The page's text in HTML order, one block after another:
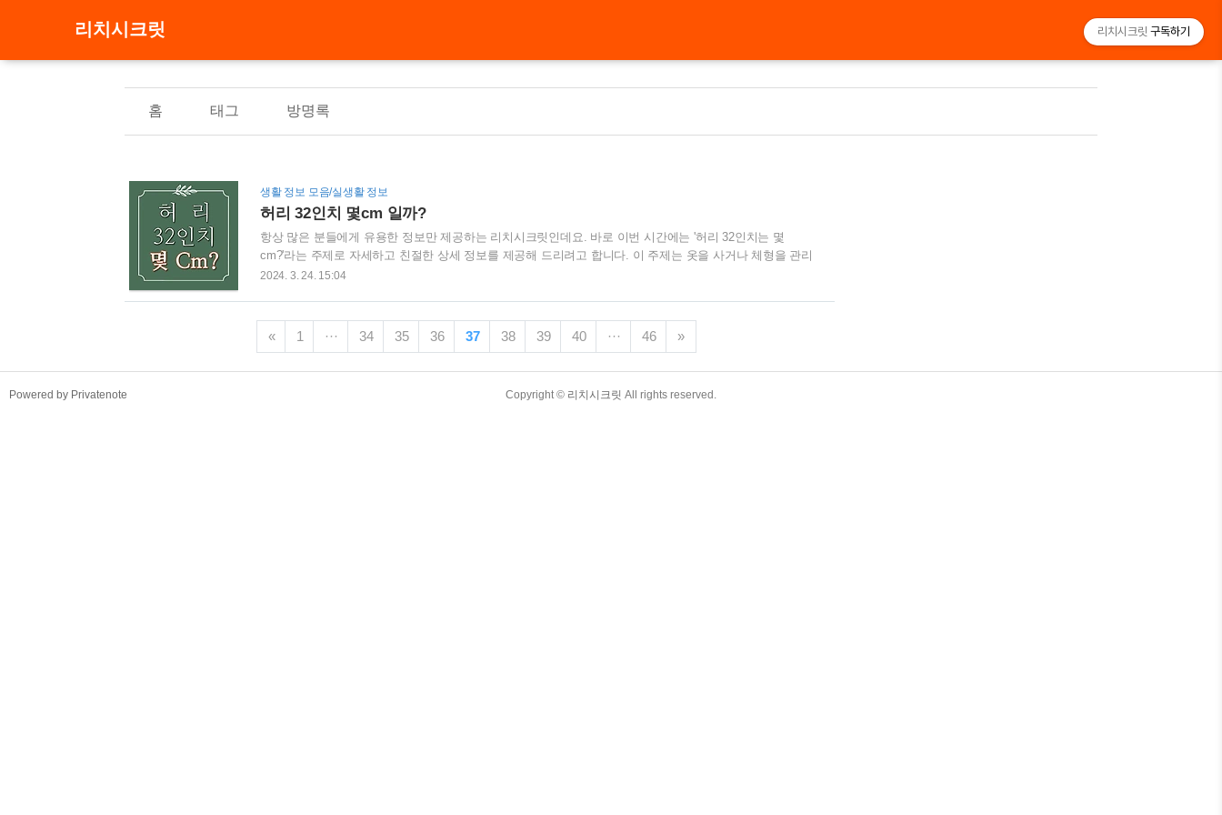
리치시크릿
홈 태그 방명록
생활 정보 모음/실생활 정보
허리 32인치 몇cm 일까?
항상 많은 분들에게 유용한 정보만 제공하는 리치시크릿인데요. 바로 이번 시간에는 '허리 32인치는 몇
cm?'라는 주제로 자세하고 친절한 상세 정보를 제공해 드리려고 합니다. 이 주제는 옷을 사거나 체형을 관리
하는 데 있어 매우 중요합니다. 우리 한국사람들의 경우 cm 등이 익숙하다 보니, 인치로 적혀 있는 쇼핑몰에
인치와 센티미터 (Cm) 개념과 변환은? 1. 인치와 센티미터(Cm) 알아보자. 이제 본격적으로 '인치'와 '센티미
2024. 3. 24. 15:04
« 1 ··· 34 35 36 37 38 39 40 ··· 46 »
Powered by Privatenote Copyright © 리치시크릿 All rights reserved.
TistoryWhaleSkin3.4
리치시크릿 구독하기